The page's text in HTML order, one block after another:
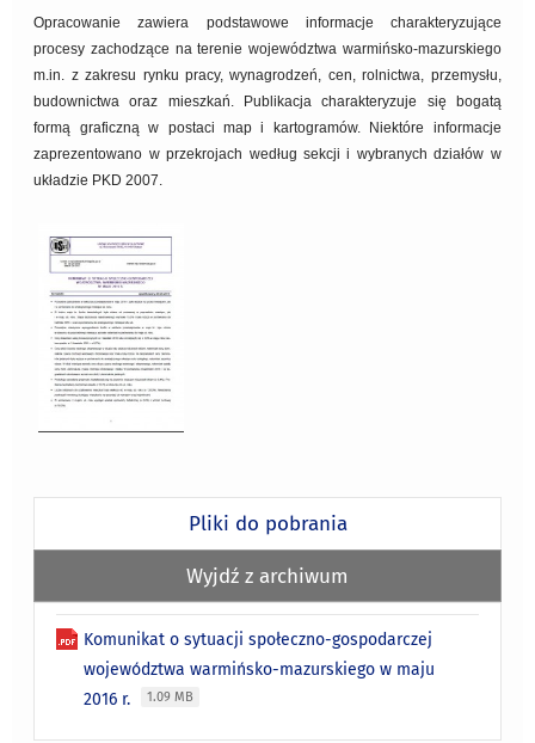
Opracowanie zawiera podstawowe informacje charakteryzujące
procesy zachodzące na terenie województwa warmińsko-mazurskiego
m.in. z zakresu rynku pracy, wynagrodzeń, cen, rolnictwa, przemysłu,
budownictwa oraz mieszkań. Publikacja charakteryzuje się bogatą
formą graficzną w postaci map i kartogramów. Niektóre informacje
zaprezentowano w przekrojach według sekcji i wybranych działów w
układzie PKD 2007.
Pliki do pobrania
Wyjdź z archiwum
Komunikat o sytuacji społeczno-gospodarczej
województwa warmińsko-mazurskiego w maju
2016 r.
1.09 MB